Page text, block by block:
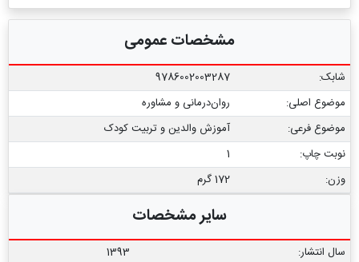
مشخصات عمومی
شابک:
9786002003287
موضوع اصلی:
روان‌درمانی و مشاوره
موضوع فرعی:
آموزش والدین و تربیت کودک
نوبت چاپ:
1
وزن:
172 گرم
سایر مشخصات
سال انتشار:
1393